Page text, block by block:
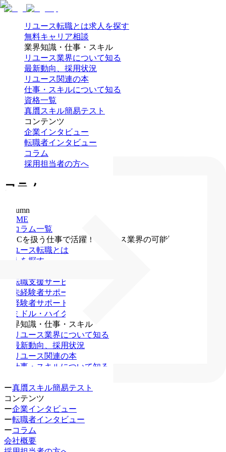
リユース転職とは求人を探す
無料キャリア相談
業界知識・仕事・スキル
リユース業界について知る
最新動向、採用状況
リユース関連の本
仕事・スキルについて知る
資格一覧
真贋スキル簡易テスト
コンテンツ
企業インタビュー
転職者インタビュー
コラム
採用担当者の方へ
コラム
Column
HOME
コラム一覧
PCを扱う仕事で活躍！リユース業界の可能性
リユース転職とは
求人を探す
転職支援サービス
未経験者サポート
経験者サポート
ミドル・ハイクラス
業界知識・仕事・スキル
リユース業界について知る
最新動向、採用状況
リユース関連の本
仕事・スキルについて知る
ー真贋スキル簡易テスト
コンテンツ
ー企業インタビュー
ー転職者インタビュー
ーコラム
会社概要